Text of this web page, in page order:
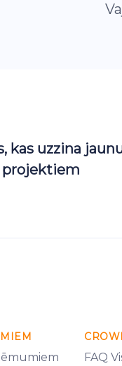
kas uzzina
FAQ